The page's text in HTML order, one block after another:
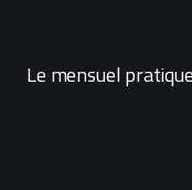
Le mensuel